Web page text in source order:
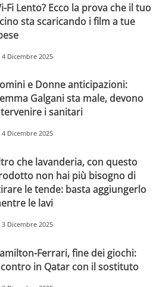
Fi Lento? Ecco la prova che il tuo
sta scaricando i film a tue
4 Dicembre 2025
e Donne anticipazioni:
Galgani sta male, devono
i sanitari
4 Dicembre 2025
che lavanderia, con questo
non hai più bisogno di
le tende: basta aggiungerlo
le lavi
3 Dicembre 2025
Ferrari, fine dei giochi:
in Qatar con il sostituto